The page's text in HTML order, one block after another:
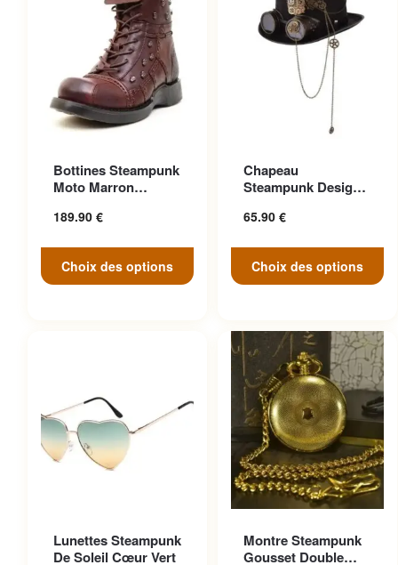
Bottines Steampunk
Moto Marron
189.90 €
Choix des options
variations. Les options
page du produit
Chapeau
Steampunk Design
65.90 €
Choix des options
variations. Les options
peuvent être choisies sur la
page du produit
Lunettes Steampunk
De Soleil Cœur Vert
variations. Les options
Montre Steampunk
Gousset Double